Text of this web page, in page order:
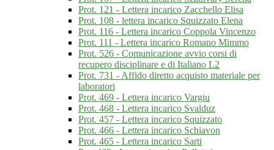
Prot. 121 - Lettera incarico Zacchello Elisa
Prot. 108 - lettera incarico Squizzato Elena
Prot. 116 - Lettera incarico Coppola Vincenzo
Prot. 111 - Lettera incarico Romano Mimmo
Prot. 526 - Comunicazione avvio corsi di
recupero disciplinare e di Italiano L2
Prot. 731 - Affido diretto acquisto materiale per
laboratori
Prot. 469 - Lettera incarico Vargiu
Prot. 468 - Lettera incarico Svalduz
Prot. 457 - Lettera incarico Squizzato
Prot. 466 - Lettera incarico Schiavon
Prot. 465 - Lettera incarico Sarti